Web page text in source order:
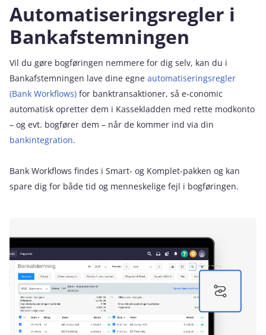
Automatiseringsregler i
Bankafstemningen
Vil du gøre bogføringen nemmere for dig selv, kan du i
Bankafstemningen lave dine egne automatiseringsregler
(Bank Workflows) for banktransaktioner, så e‑conomic
automatisk opretter dem i Kassekladden med rette modkonto
– og evt. bogfører dem – når de kommer ind via din
bankintegration.
Bank Workflows findes i Smart- og Komplet-pakken og kan
spare dig for både tid og menneskelige fejl i bogføringen.